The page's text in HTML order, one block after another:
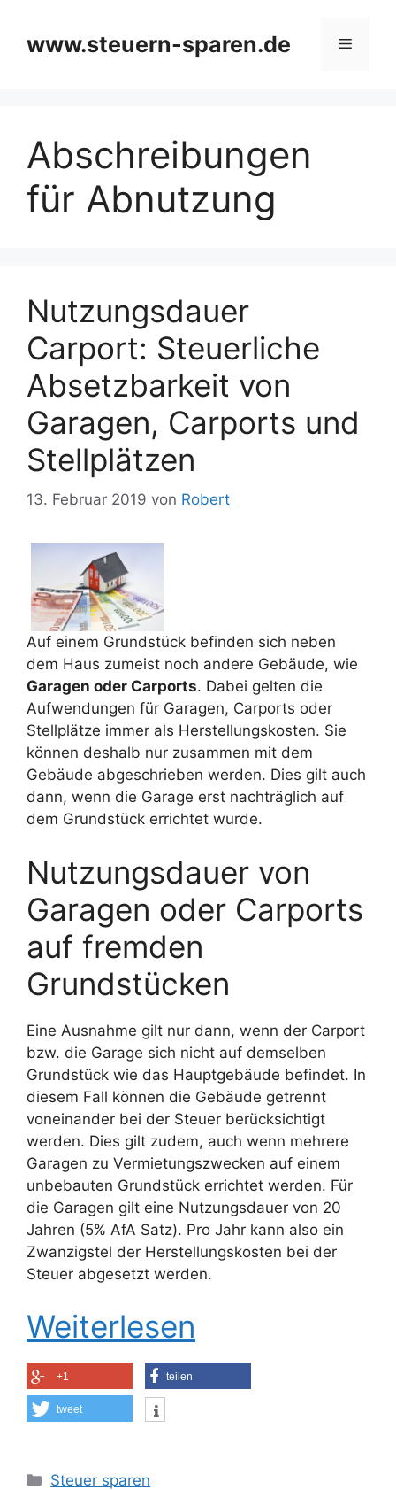
springen
www.steuern-sparen.de Menü
Abschreibungen
für Abnutzung
Nutzungsdauer
Carport: Steuerliche
Absetzbarkeit von
Garagen, Carports und
Stellplätzen
13. Februar 2019 von Robert
Auf einem Grundstück befinden sich neben
dem Haus zumeist noch andere Gebäude, wie
Garagen oder Carports. Dabei gelten die
Aufwendungen für Garagen, Carports oder
Stellplätze immer als Herstellungskosten. Sie
können deshalb nur zusammen mit dem
Gebäude abgeschrieben werden. Dies gilt auch
dann, wenn die Garage erst nachträglich auf
dem Grundstück errichtet wurde.
Nutzungsdauer von
Garagen oder Carports
auf fremden
Grundstücken
Eine Ausnahme gilt nur dann, wenn der Carport
bzw. die Garage sich nicht auf demselben
Grundstück wie das Hauptgebäude befindet. In
diesem Fall können die Gebäude getrennt
voneinander bei der Steuer berücksichtigt
werden. Dies gilt zudem, auch wenn mehrere
Garagen zu Vermietungszwecken auf einem
unbebauten Grundstück errichtet werden. Für
die Garagen gilt eine Nutzungsdauer von 20
Jahren (5% AfA Satz). Pro Jahr kann also ein
Zwanzigstel der Herstellungskosten bei der
Steuer abgesetzt werden.
Weiterlesen
+1 teilen
tweet
Kategorien
Steuer sparen